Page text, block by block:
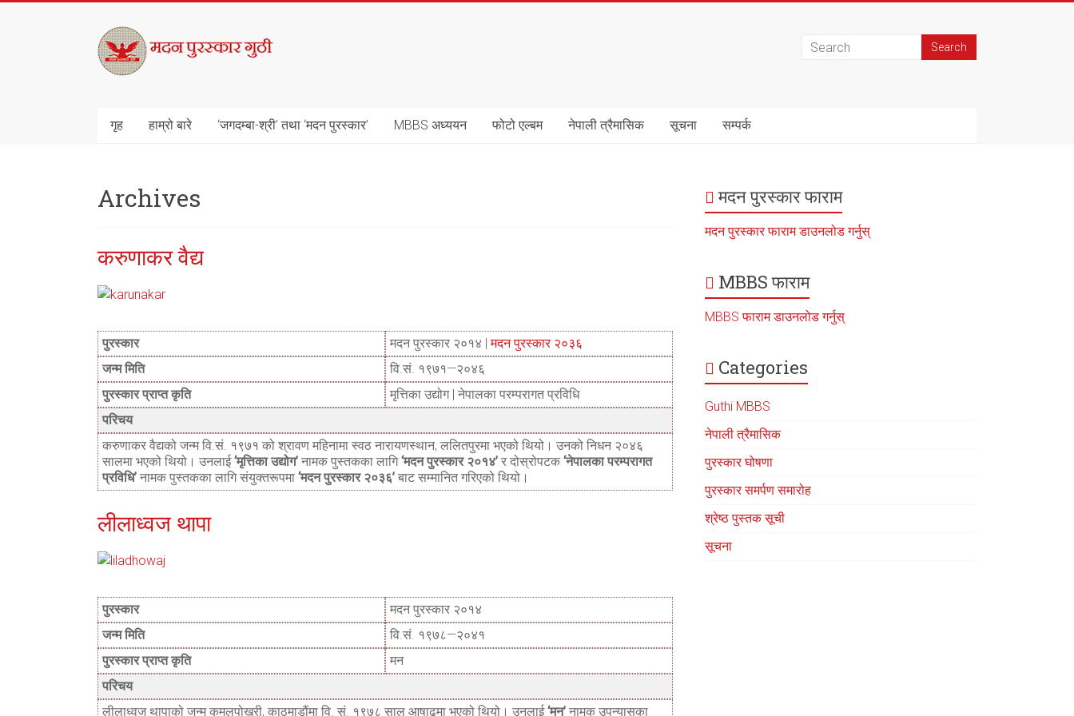
मदन
पुरस्कार
गुठी
गृह हाम्रो बारे ‘जगदम्बा-श्री’ तथा ‘मदन पुरस्कार’ MBBS अध्ययन फोटो एल्बम नेपाली त्रैमासिक सूचना सम्पर्क
Archives
करुणाकर वैद्य
पुरस्कार मदन पुरस्कार २०१४ |मदन पुरस्कार २०३६
जन्म मिति
वि.सं. १९७१—२०४६
पुरस्कार प्राप्त कृति
मृत्तिका उद्योग | नेपालका परम्परागत प्रविधि
परिचय
करुणाकर वैद्यको जन्म वि.सं. १९७१ को श्रावण महिनामा स्वठ नारायणस्थान, ललितपुरमा भएको थियो। उनको निधन २०४६
सालमा भएको थियो। उनलाई‘मृत्तिका उद्योग’ नामक पुस्तकका लागि‘मदन पुरस्कार २०१४’ र दोस्रोपटक ‘नेपालका परम्परागत
प्रविधि’ नामक पुस्तकका लागि संयुक्तरूपमा ‘मदन पुरस्कार २०३६’ बाट सम्मानित गरिएको थियो।
लीलाध्वज थापा
पुरस्कार
मदन पुरस्कार २०१४
जन्म मिति
वि.सं. १९७८—२०४१
पुरस्कार प्राप्त कृति
मन
परिचय
लीलाध्वज थापाको जन्म कमलपोखरी, काठमाडौंमा वि. सं. १९७८ साल आषाढमा भएको थियो। उनलाई‘मन’ नामक उपन्यासका
मदन पुरस्कार फाराम
मदन पुरस्कार फाराम डाउनलोड गर्नुस्
MBBS फाराम
MBBS फाराम डाउनलोड गर्नुस्
Categories
Guthi MBBS
नेपाली त्रैमासिक
पुरस्कार घोषणा
पुरस्कार समर्पण समारोह
श्रेष्ठ पुस्तक सूची
सूचना